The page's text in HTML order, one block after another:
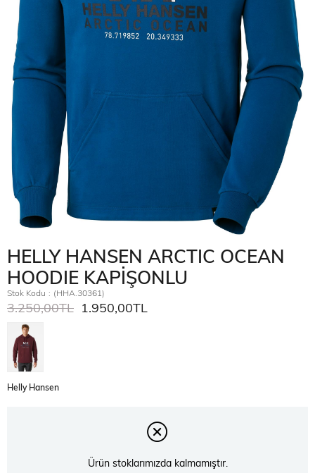
HELLY HANSEN ARCTIC OCEAN
HOODIE KAPİŞONLU
Stok Kodu (HHA.30361)
3.250,00TL 1.950,00TL
Helly Hansen
Ürün stoklarımızda kalmamıştır.